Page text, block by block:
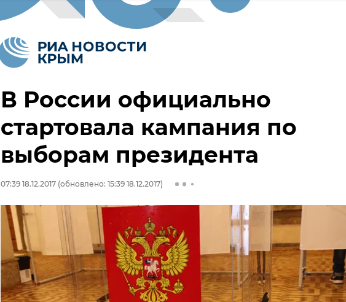
В России официально
стартовала кампания по
выборам президента
07:39 18.12.2017 (обновлено: 15:39 18.12.2017)